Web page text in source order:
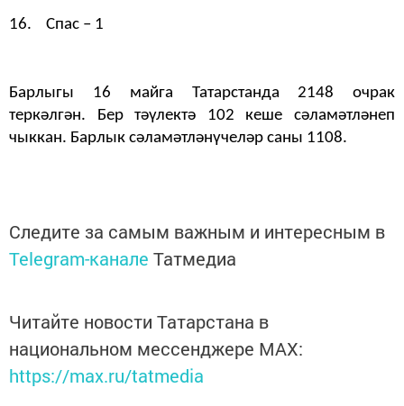
16. Спас – 1
Барлыгы 16 майга Татарстанда 2148 очрак
теркәлгән. Бер тәүлектә 102 кеше сәламәтләнеп
чыккан. Барлык сәламәтләнүчеләр саны 1108.
Следите за самым важным и интересным в
Telegram-канале Татмедиа
Читайте новости Татарстана в
национальном мессенджере MАХ:
https://max.ru/tatmedia